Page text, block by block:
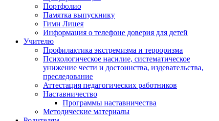
Портфолио
Памятка выпускнику
Гимн Лицея
Информация о телефоне доверия для детей
Учителю
Профилактика экстремизма и терроризма
Психологическое насилие, систематическое
унижение чести и достоинства, издевательства,
преследование
Аттестация педагогических работников
Наставничество
Программы наставничества
Методические материалы